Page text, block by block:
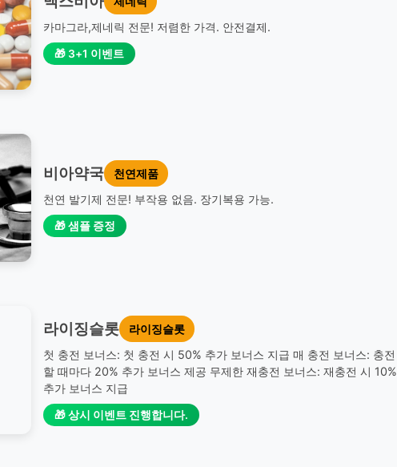
카마그라,제네릭 전문! 저렴한 가격. 안전결제.
🎁 3+1 이벤트
비아약국
천연제품
천연 발기제 전문! 부작용 없음. 장기복용 가능.
🎁 샘플 증정
라이징슬롯
라이징슬롯
첫 충전 보너스: 첫 충전 시 50% 추가 보너스 지급 매 충전 보너스: 충전
할 때마다 20% 추가 보너스 제공 무제한 재충전 보너스: 재충전 시 10%
추가 보너스 지급
🎁 상시 이벤트 진행합니다.